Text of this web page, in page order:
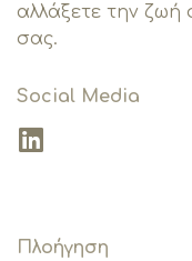
αλλάξετε την
σας.
Social Media
Πλοήγηση